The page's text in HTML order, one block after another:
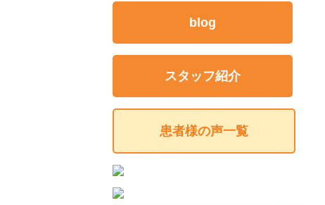
blog
スタッフ紹介
患者様の声一覧